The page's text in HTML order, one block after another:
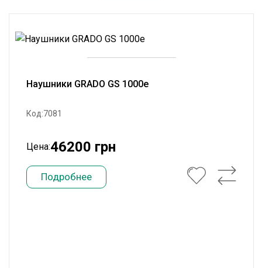
Наушники GRADO GS 1000e
Код:7081
Цена:46200 грн
Подробнее